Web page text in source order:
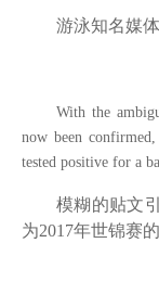
游泳知名媒体
With the
now been
tested positive for a
模糊的贴文
为2017年世锦赛